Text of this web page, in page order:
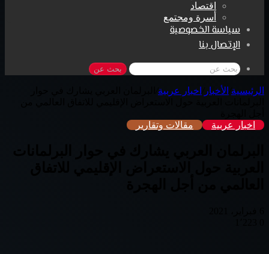
اقتصاد
أسرة ومجتمع
سياسة الخصوصية
الإتصال بنا
بحث عن
الرئيسية الأخبار اخبار عربية
اخبار عربية
مقالات وتقارير